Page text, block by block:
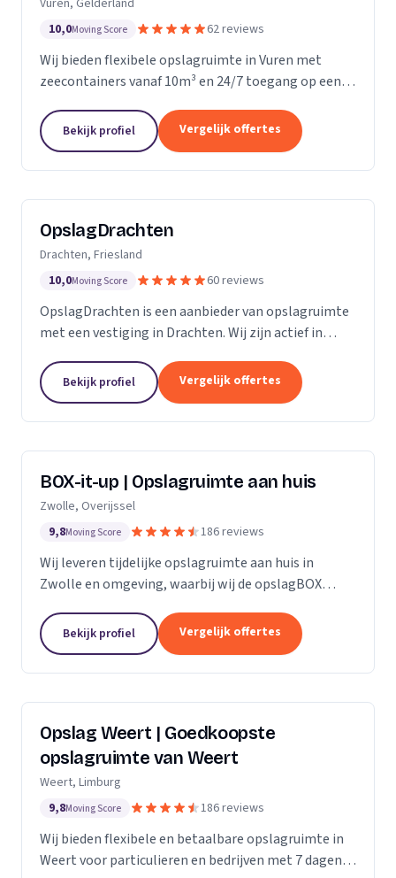
10,0Moving Score 62 reviews
Wij bieden flexibele opslagruimte in Vuren met
zeecontainers vanaf 10m³ en 24/7 toegang op een
Bekijk profiel Vergelijk offertes
OpslagDrachten
Drachten, Friesland
10,0Moving Score 60 reviews
OpslagDrachten is een aanbieder van opslagruimte
met een vestiging in Drachten. Wij zijn actief in
op een 5.
Bekijk profiel Vergelijk offertes
BOX-it-up | Opslagruimte aan huis
Zwolle, Overijssel
9,8Moving Score 186 reviews
Wij leveren tijdelijke opslagruimte aan huis in
Zwolle en omgeving, waarbij wij de opslagBOX
Bekijk profiel Vergelijk offertes
Opslag Weert | Goedkoopste
opslagruimte van Weert
Weert, Limburg
9,8Moving Score 186 reviews
Wij bieden flexibele en betaalbare opslagruimte in
Weert voor particulieren en bedrijven met 7 dagen